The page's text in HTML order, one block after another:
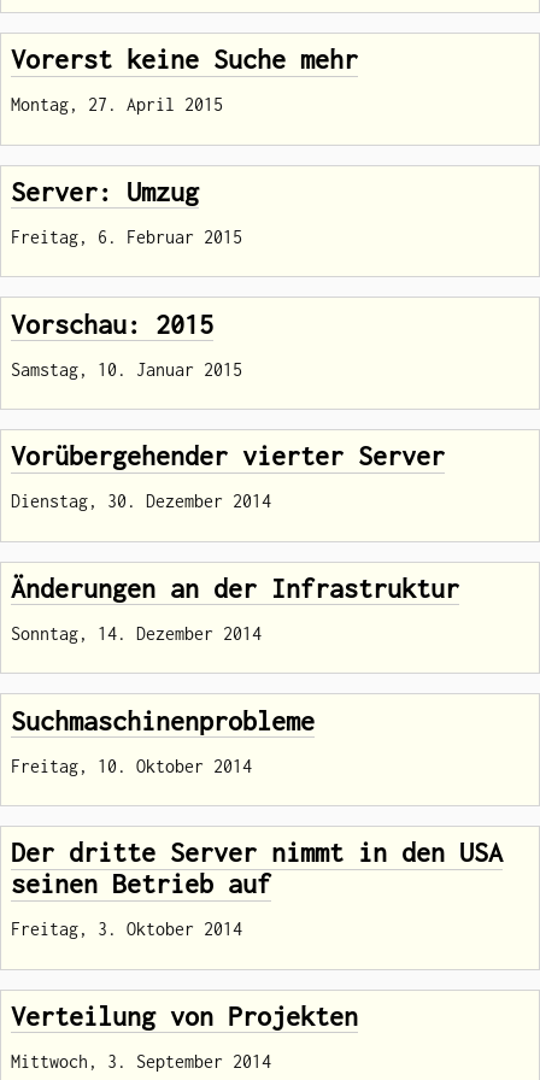
Vorerst keine Suche mehr
Montag, 27. April 2015
Server: Umzug
Freitag, 6. Februar 2015
Vorschau: 2015
Samstag, 10. Januar 2015
Vorübergehender vierter Server
Dienstag, 30. Dezember 2014
Änderungen an der Infrastruktur
Sonntag, 14. Dezember 2014
Suchmaschinenprobleme
Freitag, 10. Oktober 2014
Der dritte Server nimmt in den USA
seinen Betrieb auf
Freitag, 3. Oktober 2014
Verteilung von Projekten
Mittwoch, 3. September 2014